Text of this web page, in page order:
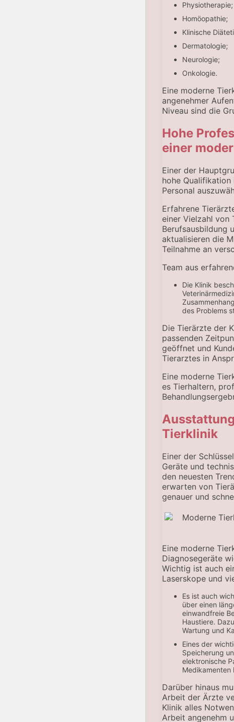
Physiotherapie;
Homöopathie;
Klinische
Dermatologie;
Neurologie;
Onkologie.
Eine moderne
angenehmer
Niveau sind die
Hohe
einer
Einer der
hohe
Personal
Erfahrene
einer Vielzahl von
Berufsausbildung
aktualisieren die
Teilnahme an
Team aus
Die Klinik
des Problems
Die Tierärzte der
passenden
geöffnet und
Tierarztes in
Eine moderne
es Tierhaltern,
Tierklinik
Einer der
Geräte und
den neuesten
erwarten von
genauer und
Eine moderne
Diagnosegeräte
Wichtig ist auch
Laserskope und
Es ist auch
über einen
einwandfreie
Haustiere.
Wartung und
Eines der
Speicherung
elektronische
Medikamenten
Darüber hinaus
Arbeit der Ärzte
Klinik alles
Arbeit angenehm